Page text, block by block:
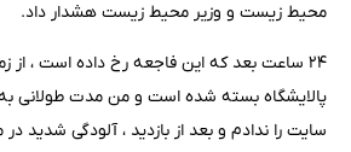
محیط زیست و وزیر محیط زیست هشدار داد.
۲۴ ساعت بعد که این فاجعه رخ داده است ، از
پالایشگاه بسته شده است و من مدت طولانی به
سایت را ندادم و بعد از بازدید ، آلودگی شدید در